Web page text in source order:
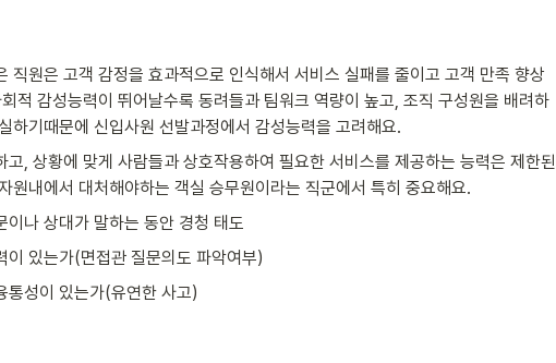
직원은 고객 감정을 효과적으로 인식해서 서비스 실패를 줄이고 고객 만족 향상
적 감성능력이 뛰어날수록 동려들과 팀워크 역량이 높고, 조직 구성원을 배려하
하기때문에 신입사원 선발과정에서 감성능력을 고려해요.
고, 상황에 맞게 사람들과 상호작용하여 필요한 서비스를 제공하는 능력은 제한된
원내에서 대처해야하는 객실 승무원이라는 직군에서 특히 중요해요.
이나 상대가 말하는 동안 경청 태도
이 있는가(면접관 질문의도 파악여부)
통성이 있는가(유연한 사고)